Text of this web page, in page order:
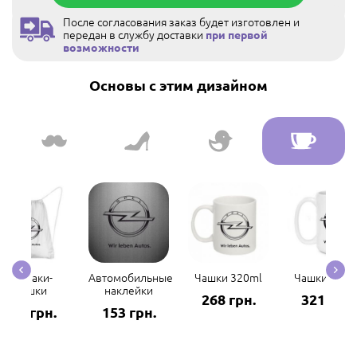
После согласования заказ будет изготовлен и
передан в службу доставки при первой
возможности
Основы с этим дизайном
Рюкзаки-
мешки
298 грн.
Автомобильные
наклейки
153 грн.
Чашки 320ml
268 грн.
Чашки
321 грн.